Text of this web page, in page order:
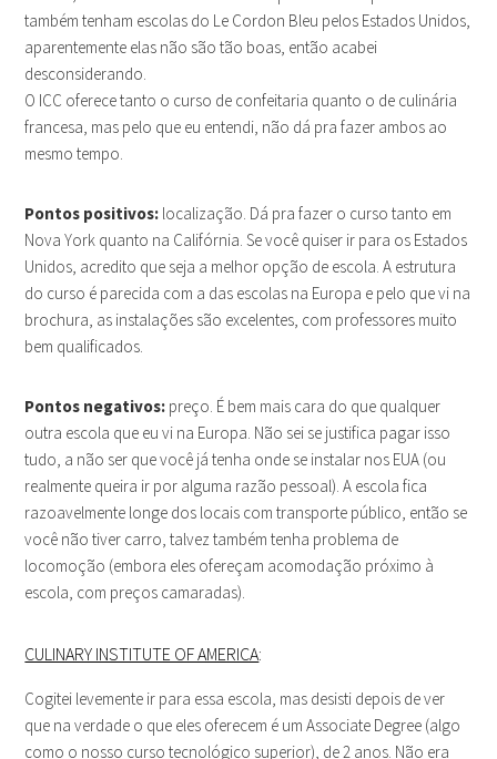
também tenham escolas do Le Cordon Bleu pelos Estados Unidos,
aparentemente elas não são tão boas, então acabei
desconsiderando.
O ICC oferece tanto o curso de confeitaria quanto o de culinária
francesa, mas pelo que eu entendi, não dá pra fazer ambos ao
mesmo tempo.
Pontos positivos: localização. Dá pra fazer o curso tanto em
Nova York quanto na Califórnia. Se você quiser ir para os Estados
Unidos, acredito que seja a melhor opção de escola. A estrutura
do curso é parecida com a das escolas na Europa e pelo que vi na
brochura, as instalações são excelentes, com professores muito
bem qualificados.
Pontos negativos: preço. É bem mais cara do que qualquer
outra escola que eu vi na Europa. Não sei se justifica pagar isso
tudo, a não ser que você já tenha onde se instalar nos EUA (ou
realmente queira ir por alguma razão pessoal). A escola fica
razoavelmente longe dos locais com transporte público, então se
você não tiver carro, talvez também tenha problema de
locomoção (embora eles ofereçam acomodação próximo à
escola, com preços camaradas).
CULINARY INSTITUTE OF AMERICA:
Cogitei levemente ir para essa escola, mas desisti depois de ver
que na verdade o que eles oferecem é um Associate Degree (algo
como o nosso curso tecnológico superior), de 2 anos. Não era